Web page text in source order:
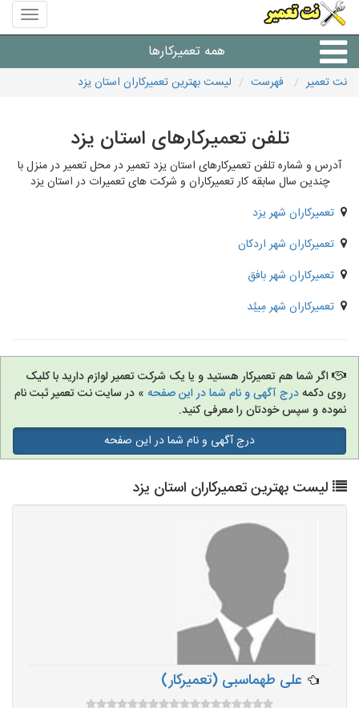
منوی
سایت
تعمیر
همه تعمیرکارها
نت تعمیر فهرست لیست بهترین تعمیرکاران استان یزد
تلفن تعمیرکارهای استان یزد
آدرس و شماره تلفن تعمیرکارهای استان یزد تعمیر در محل تعمیر در منزل با
چندین سال سابقه کار تعمیرکاران و شرکت های تعمیرات در استان یزد
تعمیرکاران شهر یزد
تعمیرکاران شهر اردکان
تعمیرکاران شهر بافق
تعمیرکاران شهر مِیبُد
اگر شما هم تعمیرکار هستید و یا یک شرکت تعمیر لوازم دارید با کلیک
روی دکمهدرج آگهی و نام شما در این صفحه » در سایت نت تعمیر ثبت نام
نموده و سپس خودتان را معرفی کنید.
درج آگهی و نام شما در این صفحه
لیست بهترین تعمیرکاران استان یزد
علی طهماسبی (تعمیرکار)